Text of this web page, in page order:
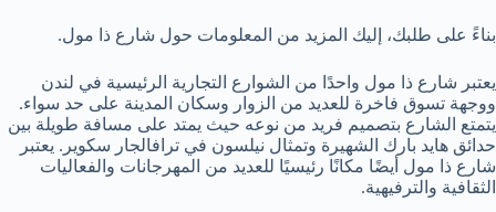
بناءً على طلبك، إليك المزيد من المعلومات حول شارع ذا مول.
يعتبر شارع ذا مول واحدًا من الشوارع التجارية الرئيسية في لندن
ووجهة تسوق فاخرة للعديد من الزوار وسكان المدينة على حد سواء.
يتمتع الشارع بتصميم فريد من نوعه حيث يمتد على مسافة طويلة بين
حدائق هايد بارك الشهيرة وتمثال نيلسون في ترافالجار سكوير. يعتبر
شارع ذا مول أيضًا مكانًا رئيسيًا للعديد من المهرجانات والفعاليات
الثقافية والترفيهية.